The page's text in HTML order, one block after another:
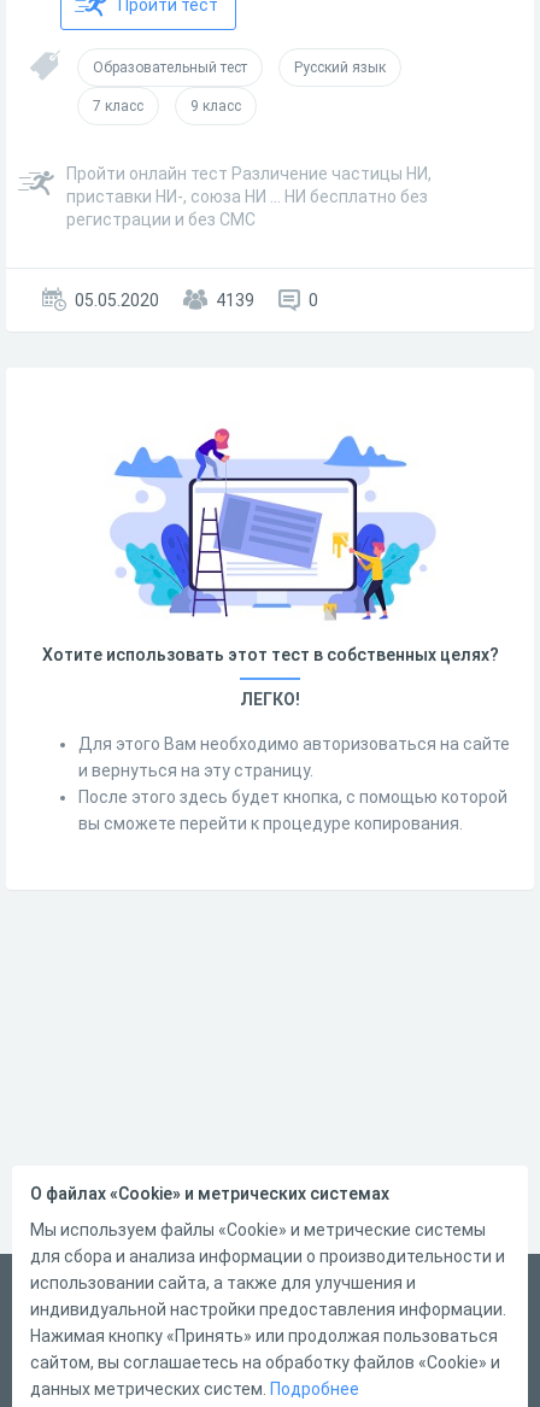
Пройти тест
Образовательный тест Русский язык
7 класс 9 класс
Пройти онлайн тест Различение частицы НИ,
приставки НИ-, союза НИ ... НИ бесплатно без
регистрации и без СМС
05.05.2020 4139 0
Хотите использовать этот тест в собственных целях?
ЛЕГКО!
Для этого Вам необходимо авторизоваться на сайте
и вернуться на эту страницу.
После этого здесь будет кнопка, с помощью которой
вы сможете перейти к процедуре копирования.
Русский
Справка
Форма обратной связи
О файлах «Cookie» и метрических системах
Мы используем файлы «Cookie» и метрические системы
для сбора и анализа информации о производительности и
использовании сайта, а также для улучшения и
индивидуальной настройки предоставления информации.
Нажимая кнопку «Принять» или продолжая пользоваться
сайтом, вы соглашаетесь на обработку файлов «Cookie» и
данных метрических систем. Подробнее